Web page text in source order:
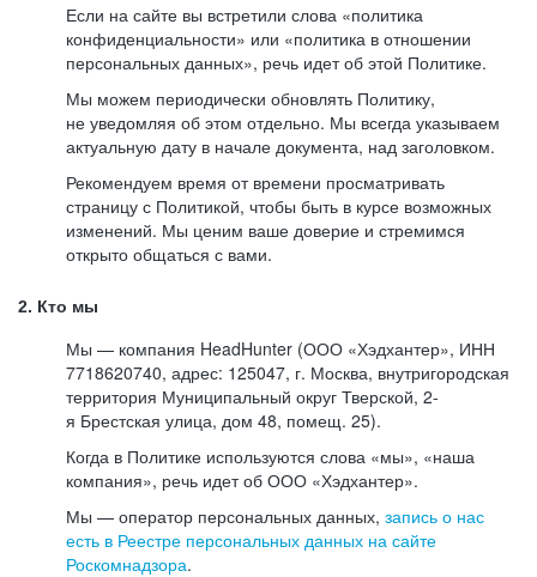
Если на сайте вы встретили слова «политика
конфиденциальности» или «политика в отношении
персональных данных», речь идет об этой Политике.
Мы можем периодически обновлять Политику,
не уведомляя об этом отдельно. Мы всегда указываем
актуальную дату в начале документа, над заголовком.
Рекомендуем время от времени просматривать
страницу с Политикой, чтобы быть в курсе возможных
изменений. Мы ценим ваше доверие и стремимся
открыто общаться с вами.
2. Кто мы
Мы — компания HeadHunter (ООО «Хэдхантер», ИНН
7718620740, адрес: 125047, г. Москва, внутригородская
территория Муниципальный округ Тверской, 2-
я Брестская улица, дом 48, помещ. 25).
Когда в Политике используются слова «мы», «наша
компания», речь идет об ООО «Хэдхантер».
Мы — оператор персональных данных, запись о нас
есть в Реестре персональных данных на сайте
Роскомнадзора.